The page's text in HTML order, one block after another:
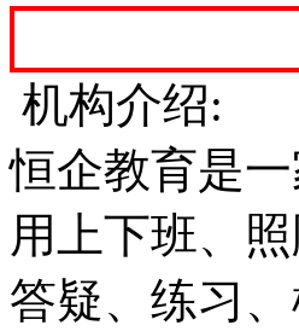
机构介绍:
恒企教育是
用上下班、
答疑、练习